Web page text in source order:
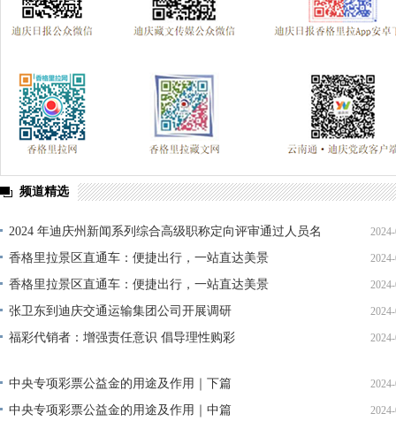
频道精选
2024 年迪庆州新闻系列综合高级职称定向评审通过人员名
单公示
香格里拉景区直通车：便捷出行，一站直达美景
香格里拉景区直通车：便捷出行，一站直达美景
张卫东到迪庆交通运输集团公司开展调研
福彩代销者：增强责任意识 倡导理性购彩
中央专项彩票公益金的用途及作用｜下篇
中央专项彩票公益金的用途及作用｜中篇